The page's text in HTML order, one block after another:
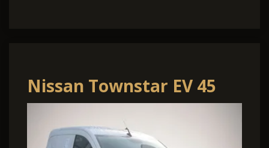
Nissan Townstar EV 45
kWh L1 Acenta
CCS+PDC+Radio+LED